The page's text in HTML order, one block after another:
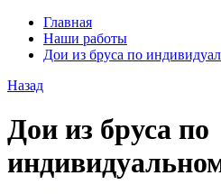
Главная
Наши работы
Дои из бруса по
Назад
Дои из бруса по